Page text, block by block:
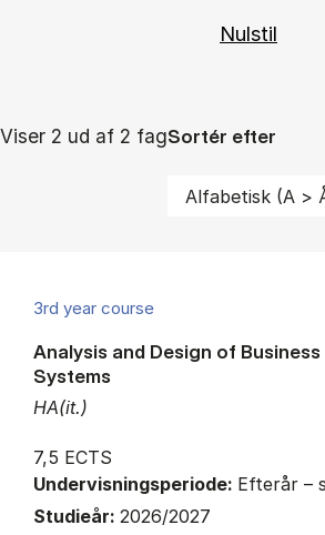
Viser 2 ud af 2 fagSortér efter
3rd year course
HA(it.)
Analysis and Design of
Systems
7,5 ECTS
Undervisningsperiode: Efterår –
Studieår: 2026/2027